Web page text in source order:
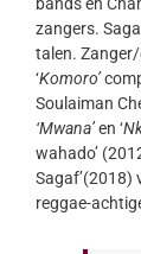
bands en
zangers.
talen.
‘Komoro’
Soulaiman
‘Mwana’en ‘
wahado’
Sagaf’(2018)
reggae-